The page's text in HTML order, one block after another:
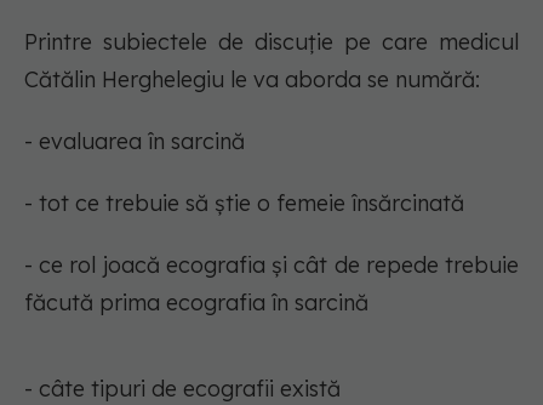
Printre subiectele de discuție pe care medicul
Cătălin Herghelegiu le va aborda se numără:
- evaluarea în sarcină
- tot ce trebuie să știe o femeie însărcinată
- ce rol joacă ecografia și cât de repede trebuie
făcută prima ecografia în sarcină
- câte tipuri de ecografii există